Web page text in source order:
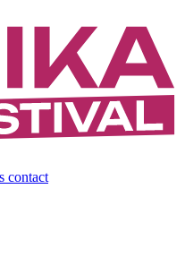
contact